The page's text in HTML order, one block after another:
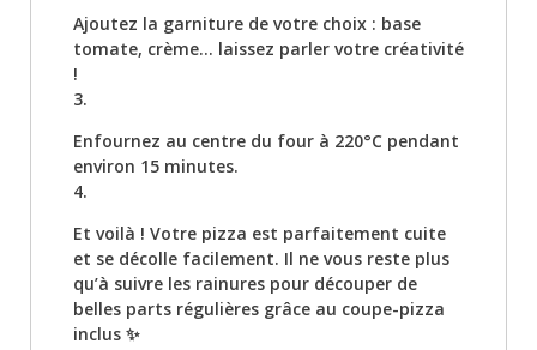
Ajoutez la garniture de votre choix : base
tomate, crème… laissez parler votre créativité
!
3.
Enfournez au centre du four à 220°C pendant
environ 15 minutes.
4.
Et voilà ! Votre pizza est parfaitement cuite
et se décolle facilement. Il ne vous reste plus
qu’à suivre les rainures pour découper de
belles parts régulières grâce au coupe-pizza
inclus ✨